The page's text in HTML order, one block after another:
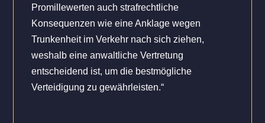
Promillewerten auch strafrechtliche
Konsequenzen wie eine Anklage wegen
Trunkenheit im Verkehr nach sich ziehen,
weshalb eine anwaltliche Vertretung
entscheidend ist, um die bestmögliche
Verteidigung zu gewährleisten.“